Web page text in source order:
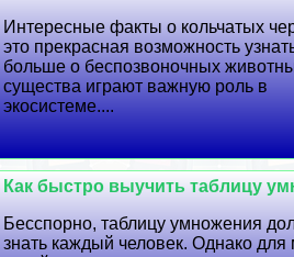
Интересные факты о кольчатых
это прекрасная возможность
больше о беспозвоночных
существа играют важную роль в
экосистеме....
Как быстро выучить таблицу
Бесспopно, таблицу умножения
знать каждый человек. Однако для